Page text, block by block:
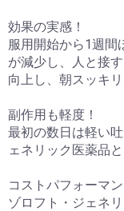
効果の実感！
服用開始から1週間
が減少し、人と接
向上し、朝スッキ
副作用も軽度！
最初の数日は軽い
ェネリック医薬品
コストパフォーマン
ゾロフト・ジェネ